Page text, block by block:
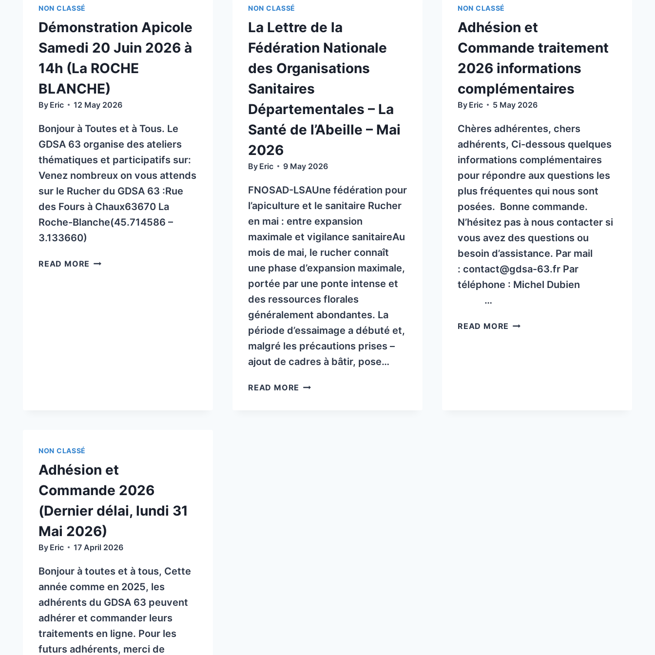
APICOLES
AYDAT
NON CLASSÉ
Démonstration Apicole
Samedi 20 Juin 2026 à
14h (La ROCHE
BLANCHE)
By Eric 12 May 2026
Bonjour à Toutes et à Tous. Le
GDSA 63 organise des ateliers
thématiques et participatifs sur:
Venez nombreux on vous attends
sur le Rucher du GDSA 63 :Rue
des Fours à Chaux63670 La
Roche-Blanche(45.714586 –
3.133660)
READ MORE DÉMONSTRATION
NON CLASSÉ
La Lettre de la
Fédération Nationale
des Organisations
Sanitaires
Départementales – La
Santé de l’Abeille – Mai
2026
By Eric 9 May 2026
FNOSAD-LSAUne fédération pour
l’apiculture et le sanitaire Rucher
en mai : entre expansion
maximale et vigilance sanitaireAu
mois de mai, le rucher connaît
une phase d’expansion maximale,
portée par une ponte intense et
des ressources florales
généralement abondantes. La
période d’essaimage a débuté et,
malgré les précautions prises –
ajout de cadres à bâtir, pose…
READ MORE LA
NON CLASSÉ
Adhésion et
Commande traitement
2026 informations
complémentaires
By Eric 5 May 2026
Chères adhérentes, chers
adhérents, Ci-dessous quelques
informations complémentaires
pour répondre aux questions les
plus fréquentes qui nous sont
posées. Bonne commande.
N’hésitez pas à nous contacter si
vous avez des questions ou
besoin d’assistance. Par mail
: contact@gdsa-63.fr Par
téléphone : Michel Dubien
…
READ MORE ADHÉSION
NON CLASSÉ
Adhésion et
Commande 2026
(Dernier délai, lundi 31
Mai 2026)
By Eric 17 April 2026
Bonjour à toutes et à tous, Cette
année comme en 2025, les
adhérents du GDSA 63 peuvent
adhérer et commander leurs
traitements en ligne. Pour les
futurs adhérents, merci de